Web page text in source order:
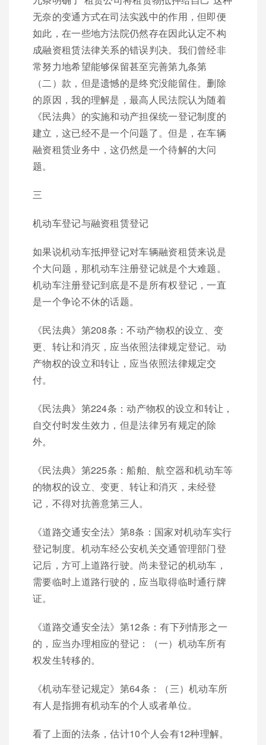
无奈的变通方式在司法实践中的作用，但即便
如此，在一些地方法院仍然存在因此认定不构
成融资租赁法律关系的错误判决。我们曾经非
常努力地希望能够保留甚至完善第九条第
（二）款，但是遗憾的是终究没能留住。删除
的原因，我的理解是，最高人民法院认为随着
《民法典》的实施和动产担保统一登记制度的
建立，这已经不是一个问题了。但是，在车辆
融资租赁业务中，这仍然是一个待解的大问
题。
三
机动车登记与融资租赁登记
如果说机动车抵押登记对车辆融资租赁来说是
个大问题，那机动车注册登记就是个大难题。
机动车注册登记到底是不是所有权登记，一直
是一个争论不休的话题。
《民法典》第208条：不动产物权的设立、变
更、转让和消灭，应当依照法律规定登记。动
产物权的设立和转让，应当依照法律规定交
付。
《民法典》第224条：动产物权的设立和转让，
自交付时发生效力，但是法律另有规定的除
外。
《民法典》第225条：船舶、航空器和机动车等
的物权的设立、变更、转让和消灭，未经登
记，不得对抗善意第三人。
《道路交通安全法》第8条：国家对机动车实行
登记制度。机动车经公安机关交通管理部门登
记后，方可上道路行驶。尚未登记的机动车，
需要临时上道路行驶的，应当取得临时通行牌
证。
《道路交通安全法》第12条：有下列情形之一
的，应当办理相应的登记：（一）机动车所有
权发生转移的。
《机动车登记规定》第64条：（三）机动车所
有人是指拥有机动车的个人或者单位。
看了上面的法条，估计10个人会有12种理解。